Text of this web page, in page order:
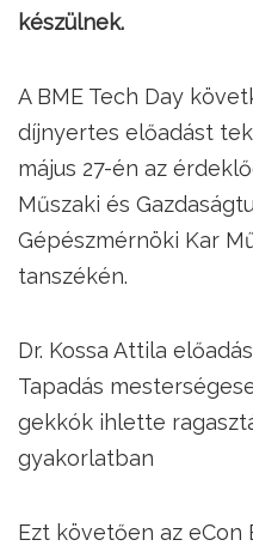
készülnek.
A BME Tech Day
díjnyertes előadást
május 27-én az
Műszaki és
Gépészmérnöki Kar
tanszékén.
Dr. Kossa Attila
Tapadás
gekkók ihlette
gyakorlatban
Ezt követően az eCon